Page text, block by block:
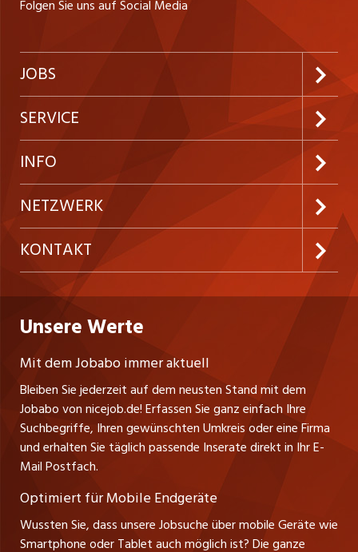
Folgen Sie uns auf Social Media
JOBS
Jobabo abonnieren
Neue Stellen
Festanstellungen
Temporäre Jobs
Freelance Jobs
Praktika
Führungspositionen
Management / Kader-Jobs
SERVICE
Kundenlogin
Inserieren
Firmen
Personalvermittler
INFO
Preise und Leistungen
AGB
Datenschutzerklärung
Nutzungsbedingungen
Impressum
NETZWERK
ostjob.ch
westjob.at
jobzüri.ch
jobmittelland.ch
jobbern.ch
jobbasel.ch
zentraljob.ch
myjob.ch
schaffu.ch (VS)
KONTAKT
Niederlassung
Fa. nicejob.de
PR Medien GmbH
Lindauer Straße 16
D-88239 Wangen
Tel. +49 07522 795034
Thomas Reiner
Ansprechpartner
Unsere Werte
Mit dem Jobabo immer aktuell
Bleiben Sie jederzeit auf dem neusten Stand mit dem
Jobabo von nicejob.de! Erfassen Sie ganz einfach Ihre
Suchbegriffe, Ihren gewünschten Umkreis oder eine Firma
und erhalten Sie täglich passende Inserate direkt in Ihr E-
Mail Postfach.
Optimiert für Mobile Endgeräte
Wussten Sie, dass unsere Jobsuche über mobile Geräte wie
Smartphone oder Tablet auch möglich ist? Die ganze